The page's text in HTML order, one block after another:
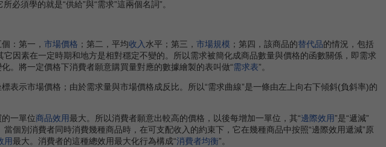
須學的就是“供給”與“需求”這兩個名詞”。
：第一， 市場價格 ；第二，平均收入水平；第三， 市場規模 ；第四，該商品的替代品的情況，包括
因素在一定時期和地方是相對穩定不變的。所以需求被簡化成商品數量與價格的函數關係，即需求
。將一定價格下消費者願意購買量對應的數據繪製的表叫做“需求表”。
示市場價格；由於需求量與市場價格成反比。所以“需求曲線”是一條由左上向右下傾斜(負斜率)的
一單位商品效用最大。所以消費者願意出較高的價格，以後每增加一單位，其“邊際效用”是“遞減”
個別消費者同時消費幾種商品時，在可支配收入的約束下，它在幾種商品中按照“邊際效用遞減”原
用最大。消費者的這種總效用最大化行為構成“消費者均衡”。